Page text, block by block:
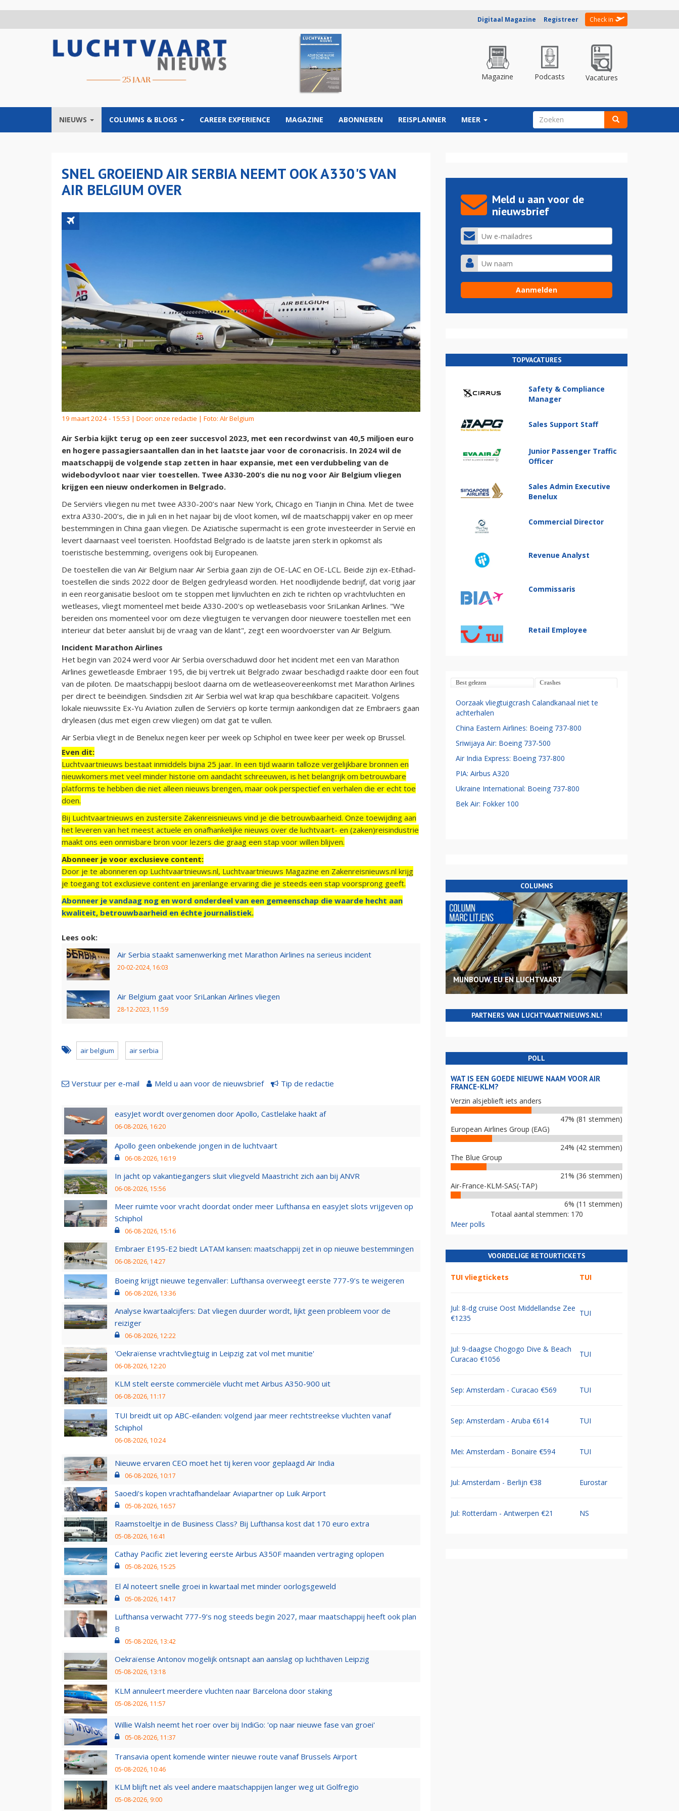
Digitaal Magazine Registreer Check in
Magazine Podcasts Vacatures
NIEUWS COLUMNS & BLOGS CAREER EXPERIENCE MAGAZINE ABONNEREN REISPLANNER MEER ZOEKVELD
SNEL GROEIEND AIR SERBIA NEEMT OOK A330'S VAN
AIR BELGIUM OVER
19 maart 2024 - 15:53 | Door: onze redactie | Foto: AIr Belgium
Air Serbia kijkt terug op een zeer succesvol 2023, met een recordwinst van 40,5 miljoen euro
en hogere passagiersaantallen dan in het laatste jaar voor de coronacrisis. In 2024 wil de
maatschappij de volgende stap zetten in haar expansie, met een verdubbeling van de
widebodyvloot naar vier toestellen. Twee A330-200’s die nu nog voor Air Belgium vliegen
krijgen een nieuw onderkomen in Belgrado.
De Serviërs vliegen nu met twee A330-200’s naar New York, Chicago en Tianjin in China. Met de twee
extra A330-200’s, die in juli en in het najaar bij de vloot komen, wil de maatschappij vaker en op meer
bestemmingen in China gaan vliegen. De Aziatische supermacht is een grote investeerder in Servië en
levert daarnaast veel toeristen. Hoofdstad Belgrado is de laatste jaren sterk in opkomst als
toeristische bestemming, overigens ook bij Europeanen.
De toestellen die van Air Belgium naar Air Serbia gaan zijn de OE-LAC en OE-LCL. Beide zijn ex-Etihad-
toestellen die sinds 2022 door de Belgen gedryleasd worden. Het noodlijdende bedrijf, dat vorig jaar
in een reorganisatie besloot om te stoppen met lijnvluchten en zich te richten op vrachtvluchten en
wetleases, vliegt momenteel met beide A330-200's op wetleasebasis voor SriLankan Airlines. "We
bereiden ons momenteel voor om deze vliegtuigen te vervangen door nieuwere toestellen met een
interieur dat beter aansluit bij de vraag van de klant", zegt een woordvoerster van Air Belgium.
Incident Marathon Airlines
Het begin van 2024 werd voor Air Serbia overschaduwd door het incident met een van Marathon
Airlines gewetleasde Embraer 195, die bij vertrek uit Belgrado zwaar beschadigd raakte door een fout
van de piloten. De maatschappij besloot daarna om de wetleaseovereenkomst met Marathon Airlines
per direct te beëindigen. Sindsdien zit Air Serbia wel wat krap qua beschikbare capaciteit. Volgens
lokale nieuwssite Ex-Yu Aviation zullen de Serviërs op korte termijn aankondigen dat ze Embraers gaan
dryleasen (dus met eigen crew vliegen) om dat gat te vullen.
Air Serbia vliegt in de Benelux negen keer per week op Schiphol en twee keer per week op Brussel.
Even dit:
Luchtvaartnieuws bestaat inmiddels bijna 25 jaar. In een tijd waarin talloze vergelijkbare bronnen en
nieuwkomers met veel minder historie om aandacht schreeuwen, is het belangrijk om betrouwbare
platforms te hebben die niet alleen nieuws brengen, maar ook perspectief en verhalen die er echt toe
doen.
Bij Luchtvaartnieuws en zustersite Zakenreisnieuws vind je die betrouwbaarheid. Onze toewijding aan
het leveren van het meest actuele en onafhankelijke nieuws over de luchtvaart- en (zaken)reisindustrie
maakt ons een onmisbare bron voor lezers die graag een stap voor willen blijven.
Abonneer je voor exclusieve content:
Door je te abonneren op Luchtvaartnieuws.nl, Luchtvaartnieuws Magazine en Zakenreisnieuws.nl krijg
je toegang tot exclusieve content en jarenlange ervaring die je steeds een stap voorsprong geeft.
Abonneer je vandaag nog en word onderdeel van een gemeenschap die waarde hecht aan
kwaliteit, betrouwbaarheid en échte journalistiek.
Lees ook:
Air Serbia staakt samenwerking met Marathon Airlines na serieus incident
20-02-2024, 16:03
Air Belgium gaat voor SriLankan Airlines vliegen
28-12-2023, 11:59
air belgium air serbia
Verstuur per e-mail Meld u aan voor de nieuwsbrief Tip de redactie
easyJet wordt overgenomen door Apollo, Castlelake haakt af
06-08-2026, 16:20
Apollo geen onbekende jongen in de luchtvaart
06-08-2026, 16:19
In jacht op vakantiegangers sluit vliegveld Maastricht zich aan bij ANVR
06-08-2026, 15:56
Meer ruimte voor vracht doordat onder meer Lufthansa en easyJet slots vrijgeven op
Schiphol
06-08-2026, 15:16
Embraer E195-E2 biedt LATAM kansen: maatschappij zet in op nieuwe bestemmingen
06-08-2026, 14:27
Boeing krijgt nieuwe tegenvaller: Lufthansa overweegt eerste 777-9’s te weigeren
06-08-2026, 13:36
Analyse kwartaalcijfers: Dat vliegen duurder wordt, lijkt geen probleem voor de
reiziger
06-08-2026, 12:22
'Oekraïense vrachtvliegtuig in Leipzig zat vol met munitie'
06-08-2026, 12:20
KLM stelt eerste commerciële vlucht met Airbus A350-900 uit
06-08-2026, 11:17
TUI breidt uit op ABC-eilanden: volgend jaar meer rechtstreekse vluchten vanaf
Schiphol
06-08-2026, 10:24
Nieuwe ervaren CEO moet het tij keren voor geplaagd Air India
06-08-2026, 10:17
Saoedi’s kopen vrachtafhandelaar Aviapartner op Luik Airport
05-08-2026, 16:57
Raamstoeltje in de Business Class? Bij Lufthansa kost dat 170 euro extra
05-08-2026, 16:41
Cathay Pacific ziet levering eerste Airbus A350F maanden vertraging oplopen
05-08-2026, 15:25
El Al noteert snelle groei in kwartaal met minder oorlogsgeweld
05-08-2026, 14:17
Lufthansa verwacht 777-9’s nog steeds begin 2027, maar maatschappij heeft ook plan
B
05-08-2026, 13:42
Oekraïense Antonov mogelijk ontsnapt aan aanslag op luchthaven Leipzig
05-08-2026, 13:18
KLM annuleert meerdere vluchten naar Barcelona door staking
05-08-2026, 11:57
Willie Walsh neemt het roer over bij IndiGo: 'op naar nieuwe fase van groei'
05-08-2026, 11:37
Transavia opent komende winter nieuwe route vanaf Brussels Airport
05-08-2026, 10:46
KLM blijft net als veel andere maatschappijen langer weg uit Golfregio
05-08-2026, 9:00
Meld u aan voor de
nieuwsbrief
TOPVACATURES
Safety & Compliance
Manager
Sales Support Staff
Junior Passenger Traffic
Officer
Sales Admin Executive
Benelux
Commercial Director
Revenue Analyst
Commissaris
Retail Employee
Best gelezen Crashes
Oorzaak vliegtuigcrash Calandkanaal niet te
achterhalen
China Eastern Airlines: Boeing 737-800
Sriwijaya Air: Boeing 737-500
Air India Express: Boeing 737-800
PIA: Airbus A320
Ukraine International: Boeing 737-800
Bek Air: Fokker 100
COLUMNS
MIJNBOUW, EU EN LUCHTVAART
PARTNERS VAN LUCHTVAARTNIEUWS.NL!
POLL
WAT IS EEN GOEDE NIEUWE NAAM VOOR AIR
FRANCE-KLM?
Verzin alsjeblieft iets anders
47% (81 stemmen)
European Airlines Group (EAG)
24% (42 stemmen)
The Blue Group
21% (36 stemmen)
Air-France-KLM-SAS(-TAP)
6% (11 stemmen)
Totaal aantal stemmen: 170
Meer polls
VOORDELIGE RETOURTICKETS
TUI vliegtickets TUI
Jul: 8-dg cruise Oost Middellandse Zee
€1235
TUI
Jul: 9-daagse Chogogo Dive & Beach
Curacao €1056
TUI
Sep: Amsterdam - Curacao €569 TUI
Sep: Amsterdam - Aruba €614 TUI
Mei: Amsterdam - Bonaire €594 TUI
Jul: Amsterdam - Berlijn €38 Eurostar
Jul: Rotterdam - Antwerpen €21 NS